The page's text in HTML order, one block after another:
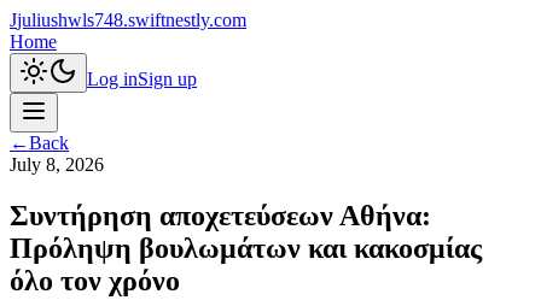
Jjuliushwls748.swiftnestly.com
Home
Log inSign up
←Back
July 8, 2026
Συντήρηση αποχετεύσεων Αθήνα:
Πρόληψη βουλωμάτων και κακοσμίας
όλο τον χρόνο